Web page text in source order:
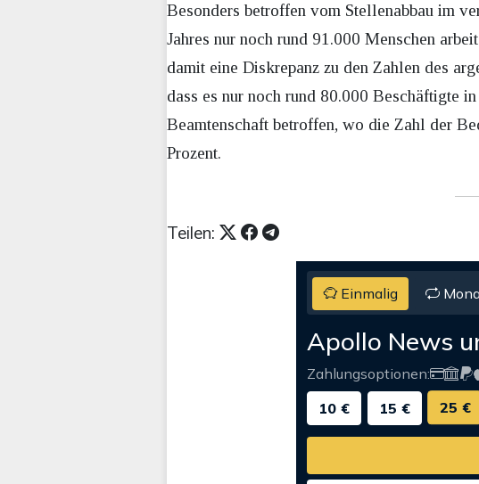
Besonders betroffen vom Stellenabbau im
Jahres nur noch rund 91.000 Menschen
damit eine Diskrepanz zu den Zahlen des
dass es nur noch rund 80.000 Beschäftigte
Beamtenschaft betroffen, wo die Zahl der
Prozent.
Teilen:
Einmalig
Apollo News
Zahlungsoptionen:
10 €
15 € 25 €